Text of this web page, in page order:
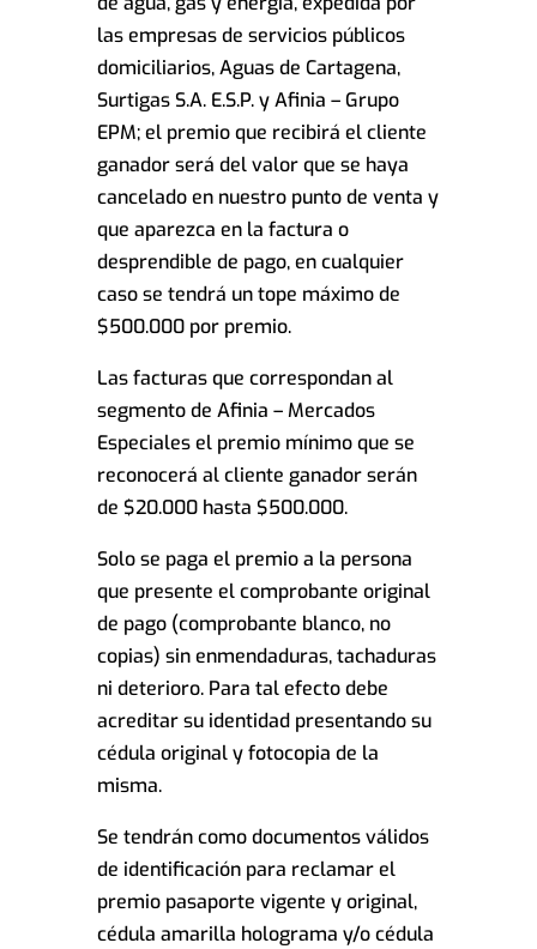
las empresas de servicios públicos
domiciliarios, Aguas de Cartagena,
Surtigas S.A. E.S.P. y Afinia – Grupo
EPM; el premio que recibirá el cliente
ganador será del valor que se haya
cancelado en nuestro punto de venta y
que aparezca en la factura o
desprendible de pago, en cualquier
caso se tendrá un tope máximo de
$500.000 por premio.
Las facturas que correspondan al
segmento de Afinia – Mercados
Especiales el premio mínimo que se
reconocerá al cliente ganador serán
de $20.000 hasta $500.000.
Solo se paga el premio a la persona
que presente el comprobante original
de pago (comprobante blanco, no
copias) sin enmendaduras, tachaduras
ni deterioro. Para tal efecto debe
acreditar su identidad presentando su
cédula original y fotocopia de la
misma.
Se tendrán como documentos válidos
de identificación para reclamar el
premio pasaporte vigente y original,
cédula amarilla holograma y/o cédula